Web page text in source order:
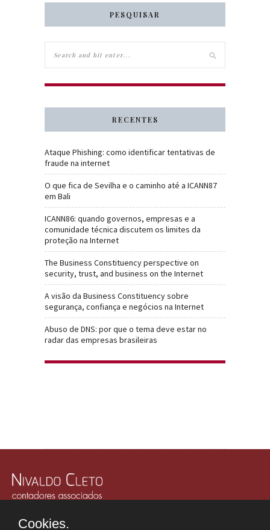
PESQUISAR
RECENTES
Ataque Phishing: como identificar tentativas de
fraude na internet
O que fica de Sevilha e o caminho até a ICANN87
em Bali
ICANN86: quando governos, empresas e a
comunidade técnica discutem os limites da
proteção na Internet
The Business Constituency perspective on
security, trust, and business on the Internet
A visão da Business Constituency sobre
segurança, confiança e negócios na Internet
Abuso de DNS: por que o tema deve estar no
radar das empresas brasileiras
Edifício Memorial Office Building - São Paulo - SP
Cookies.